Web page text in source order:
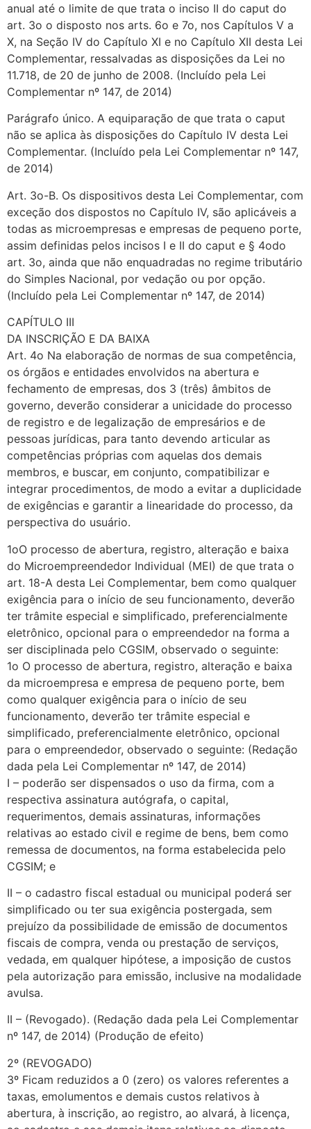
anual até o limite de que trata o inciso II do caput do
art. 3o o disposto nos arts. 6o e 7o, nos Capítulos V a
X, na Seção IV do Capítulo XI e no Capítulo XII desta Lei
Complementar, ressalvadas as disposições da Lei no
11.718, de 20 de junho de 2008. (Incluído pela Lei
Complementar nº 147, de 2014)
Parágrafo único. A equiparação de que trata o caput
não se aplica às disposições do Capítulo IV desta Lei
Complementar. (Incluído pela Lei Complementar nº 147,
de 2014)
Art. 3o-B. Os dispositivos desta Lei Complementar, com
exceção dos dispostos no Capítulo IV, são aplicáveis a
todas as microempresas e empresas de pequeno porte,
assim definidas pelos incisos I e II do caput e § 4odo
art. 3o, ainda que não enquadradas no regime tributário
do Simples Nacional, por vedação ou por opção.
(Incluído pela Lei Complementar nº 147, de 2014)
CAPÍTULO III
DA INSCRIÇÃO E DA BAIXA
Art. 4o Na elaboração de normas de sua competência,
os órgãos e entidades envolvidos na abertura e
fechamento de empresas, dos 3 (três) âmbitos de
governo, deverão considerar a unicidade do processo
de registro e de legalização de empresários e de
pessoas jurídicas, para tanto devendo articular as
competências próprias com aquelas dos demais
membros, e buscar, em conjunto, compatibilizar e
integrar procedimentos, de modo a evitar a duplicidade
de exigências e garantir a linearidade do processo, da
perspectiva do usuário.
1oO processo de abertura, registro, alteração e baixa
do Microempreendedor Individual (MEI) de que trata o
art. 18-A desta Lei Complementar, bem como qualquer
exigência para o início de seu funcionamento, deverão
ter trâmite especial e simplificado, preferencialmente
eletrônico, opcional para o empreendedor na forma a
ser disciplinada pelo CGSIM, observado o seguinte:
1o O processo de abertura, registro, alteração e baixa
da microempresa e empresa de pequeno porte, bem
como qualquer exigência para o início de seu
funcionamento, deverão ter trâmite especial e
simplificado, preferencialmente eletrônico, opcional
para o empreendedor, observado o seguinte: (Redação
dada pela Lei Complementar nº 147, de 2014)
I – poderão ser dispensados o uso da firma, com a
respectiva assinatura autógrafa, o capital,
requerimentos, demais assinaturas, informações
relativas ao estado civil e regime de bens, bem como
remessa de documentos, na forma estabelecida pelo
CGSIM; e
II – o cadastro fiscal estadual ou municipal poderá ser
simplificado ou ter sua exigência postergada, sem
prejuízo da possibilidade de emissão de documentos
fiscais de compra, venda ou prestação de serviços,
vedada, em qualquer hipótese, a imposição de custos
pela autorização para emissão, inclusive na modalidade
avulsa.
II – (Revogado). (Redação dada pela Lei Complementar
nº 147, de 2014) (Produção de efeito)
2º (REVOGADO)
3º Ficam reduzidos a 0 (zero) os valores referentes a
taxas, emolumentos e demais custos relativos à
abertura, à inscrição, ao registro, ao alvará, à licença,